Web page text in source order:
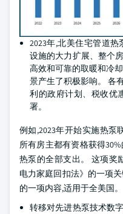
2023年,北美住宅管道
设施的大力扩展、整个
高效和可靠的取暖和冷
景产生了积极影响。 各
利的政府计划、税收优
署。
例如,2023年开始实施热泵
所有房主都有资格获得
热泵的全部支出。 这项奖
电力家庭回扣法》的一项
的一项内容,适用于全美国。
转移对先进热泵技术数